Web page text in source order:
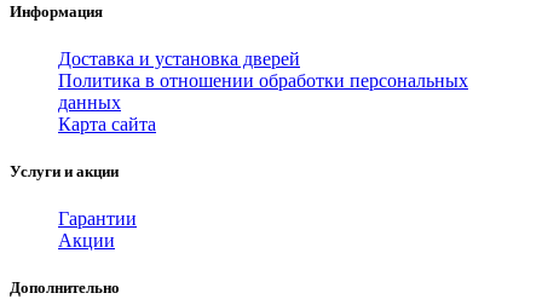
Информация
Доставка и установка дверей
Политика в отношении обработки персональных
данных
Карта сайта
Услуги и акции
Гарантии
Акции
Дополнительно